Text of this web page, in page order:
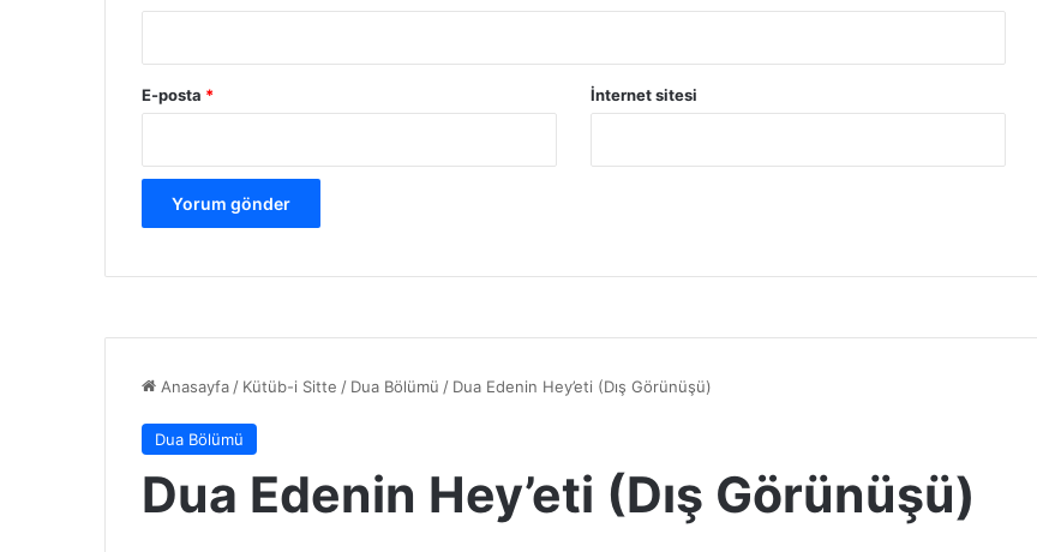
E-posta * İnternet sitesi